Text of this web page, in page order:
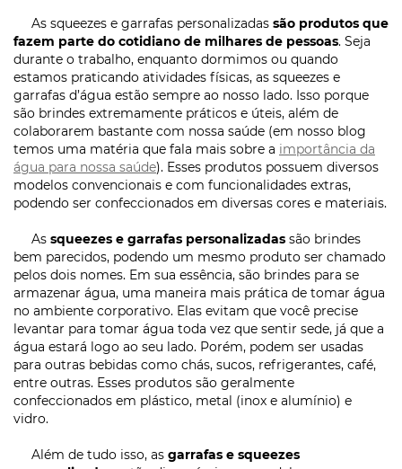
As squeezes e garrafas personalizadas são produtos que
fazem parte do cotidiano de milhares de pessoas. Seja
durante o trabalho, enquanto dormimos ou quando
estamos praticando atividades físicas, as squeezes e
garrafas d’água estão sempre ao nosso lado. Isso porque
são brindes extremamente práticos e úteis, além de
colaborarem bastante com nossa saúde (em nosso blog
temos uma matéria que fala mais sobre a importância da
água para nossa saúde). Esses produtos possuem diversos
modelos convencionais e com funcionalidades extras,
podendo ser confeccionados em diversas cores e materiais.
As squeezes e garrafas personalizadas são brindes
bem parecidos, podendo um mesmo produto ser chamado
pelos dois nomes. Em sua essência, são brindes para se
armazenar água, uma maneira mais prática de tomar água
no ambiente corporativo. Elas evitam que você precise
levantar para tomar água toda vez que sentir sede, já que a
água estará logo ao seu lado. Porém, podem ser usadas
para outras bebidas como chás, sucos, refrigerantes, café,
entre outras. Esses produtos são geralmente
confeccionados em plástico, metal (inox e alumínio) e
vidro.
Além de tudo isso, as garrafas e squeezes